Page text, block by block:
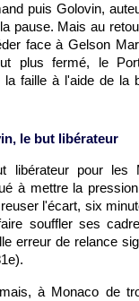
puis Golovin,
pause. Mais au
face à Gelson
plus fermé, le
la faille à l'aide de la
le but libérateur
libérateur pour les
à mettre la
l'écart, six
souffler ses
erreur de relance
à Monaco de